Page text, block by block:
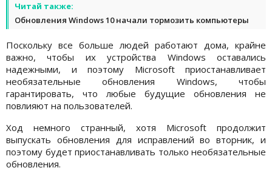
Читай также:
Обновления Windows 10 начали тормозить компьютеры
Поскольку все больше людей работают дома, крайне
важно, чтобы их устройства Windows оставались
надежными, и поэтому Microsoft приостанавливает
необязательные обновления Windows, чтобы
гарантировать, что любые будущие обновления не
повлияют на пользователей.
Ход немного странный, хотя Microsoft продолжит
выпускать обновления для исправлений во вторник, и
поэтому будет приостанавливать только необязательные
обновления.